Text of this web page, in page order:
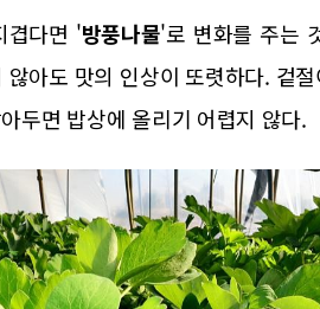
겹다면 '방풍나물'로 변화를 주는
아도 맛의 인상이 또렷하다. 겉
두면 밥상에 올리기 어렵지 않다.